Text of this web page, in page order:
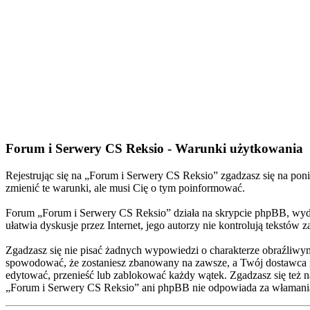
Forum i Serwery CS Reksio - Warunki użytkowania
Rejestrując się na „Forum i Serwery CS Reksio” zgadzasz się na
zmienić te warunki, ale musi Cię o tym poinformować.
Forum „Forum i Serwery CS Reksio” działa na skrypcie phpBB,
ułatwia dyskusje przez Internet, jego autorzy nie kontrolują
Zgadzasz się nie pisać żadnych wypowiedzi o charakterze
spowodować, że zostaniesz zbanowany na zawsze, a Twój
edytować, przenieść lub zablokować każdy wątek. Zgadzasz się
„Forum i Serwery CS Reksio” ani phpBB nie odpowiada za